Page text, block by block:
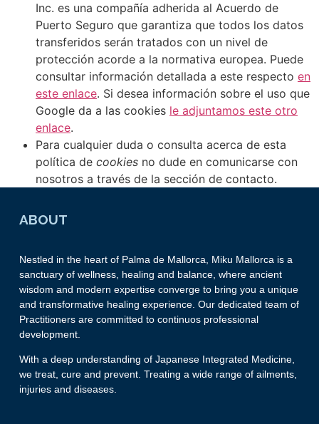
Inc. es una compañía adherida al Acuerdo de
Puerto Seguro que garantiza que todos los datos
transferidos serán tratados con un nivel de
protección acorde a la normativa europea. Puede
consultar información detallada a este respecto en
este enlace. Si desea información sobre el uso que
Google da a las cookies le adjuntamos este otro
enlace.
Para cualquier duda o consulta acerca de esta
política de cookies no dude en comunicarse con
nosotros a través de la sección de contacto.
ABOUT
Nestled in the heart of Palma de Mallorca, Miku Mallorca is a
sanctuary of wellness, healing and balance, where ancient
wisdom and modern expertise converge to bring you a unique
and transformative healing experience. Our dedicated team of
Practitioners are committed to continuos professional
development.
With a deep understanding of Japanese Integrated Medicine,
we treat, cure and prevent. Treating a wide range of ailments,
injuries and diseases.